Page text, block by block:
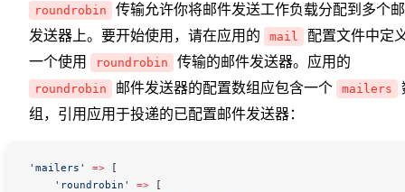
roundrobin
传输允许你将邮件发送工作负载分配到多个
发送器上。要开始使用，请在应用的
mail
配置文件中定
一个使用
roundrobin 传输的邮件发送器。应用的
roundrobin 邮件发送器的配置数组应包含一个 mailers
组，引用应用于投递的已配置邮件发送器：
'mailers' => [
    'roundrobin'
=> [